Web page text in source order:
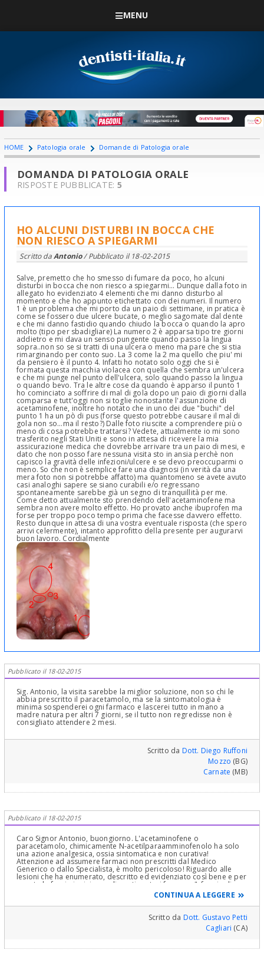
MENU
HOME Patologia orale Domande di Patologia orale
DOMANDA DI PATOLOGIA ORALE
RISPOSTE PUBBLICATE: 5
HO ALCUNI DISTURBI IN BOCCA CHE
NON RIESCO A SPIEGARMI
Scritto daAntonio/ Pubblicato il 18-02-2015
Salve, premetto che ho smesso di fumare da poco, ho alcuni
disturbi in bocca che non riesco a spiegarmi... Dunque dalla foto in
allegato ho evidenziato 4 elementi che mi danno disturbo al
momento e che ho appunto etichettato con dei numeri. Il numero
1 è un problema che mi porto da un paio di settimane, in pratica è
come se fossero due ulcere bucate, o meglio sagomate dal dente
e che mi danno fastidio quando chiudo la bocca o quando la apro
molto (tipo per sbadigliare) La numero 2 è apparsa tipo tre giorni
addietro e mi dava un senso pungente quando passo la lingua
sopra..non so se si tratti di una ulcera o meno ma pare che si stia
rimarginando per conto suo. La 3 come la 2 ma quello che piu' mi
da pensiero è il punto 4. Infatti ho notato solo oggi che si è
formata questa macchia violacea con quella che sembra un'ulcera
e che mi punge nel punto dell'ulcera, solo quando passo la lingua
o quando bevo. Tra le altre cose da quando è apparso il punto 1
ho cominciato a soffrire di mal di gola dopo un paio di giorni dalla
comparsa e tutt'oggi non si toglie nonostante l'assunzione di
acetaminofene, inoltre ho notato che in uno dei due "buchi" del
punto 1 ha un pò di pus (forse questo potrebbe causare il mal di
gola non so...ma il resto?) Dalle foto riuscite a comprendere più o
meno di cosa potrebbe trattarsi? Vedete, attualmente io mi sono
trasferito negli Stati Uniti e sono in attesa di ricevere la mia
assicurazione medica che dovrebbe arrivare tra un paio di mesi, e
dato che non posso fare nessuna visita sto in ansia perchè non
capisco la gravità delle infezioni/ulcere e se devo preoccuparmi o
meno. So che non è semplice fare una diagnosi (in verità da una
mera foto non si potrebbe affatto) ma quantomeno se avete avuto
casi analoghi sapere se siano curabili e/o regressano
spontaneamente sarebbe già un segno di tranquillità per me.
Come detto attualmente sto prendendo dell'acetaminofene ma
sembra non avere molto effetto. Ho provato anche ibuprofen ma
forse per troppo poco tempo prima che facesse davvero effetto.
Resto dunque in attesa di una vostra eventuale risposta (che spero
arrivi celermente), intanto approfitto della presente per augurarvi
buon lavoro. Cordialmente
Pubblicato il 18-02-2015
Sig. Antonio, la visita sarebbe la miglior soluzione, non so chi le
abbia prescritto il paracetamolo, ma se la sintomatologia è
minima sospenderei ogni farmaco e lascerei tutto in mano a
madre natura per altri 7 giorni, se il tutto non regredisse non è
consigliato attendere 2 mesi.
Scritto da Dott. Diego Ruffoni
Mozzo (BG)
Carnate (MB)
Pubblicato il 18-02-2015
Caro Signor Antonio, buongiorno. L'acetaminofene o
paracetamolo, chimicamente N-acetilparaamminofenolo ha solo
una azione analgesica, ossia sintomatica e non curativa!
Attenzione ad assumere farmaci non prescritti dal Medico
Generico o dallo Specialista, è molto pericoloso! Riguardo alle
lesioni che ha enumerato, descritto ed evidenziato così bene e per
questo le faccio i miei complimenti, potrei fare uno "sfoggio di
Cultura" che servirebbe solo a farmi bello, facendo e descrivendo
tutte le possibili Diagnosi Differenziali. Ma io, non "vendo fumo,
ma arrosto" e sono un Professionista Serio e Colto oltre che
Deontologico! La Diagnosi di questa sua patologia/patologie è
prevalentemente Clinica e semeiologica ed Anamnestica con
alcune valutazioni tra cui palpare la lesione per vedere se è mobile
valutarne i margini se siano o no delimitati da un orletto flogistico
CONTINUA A LEGGERE
Scritto da Dott. Gustavo Petti
Cagliari (CA)